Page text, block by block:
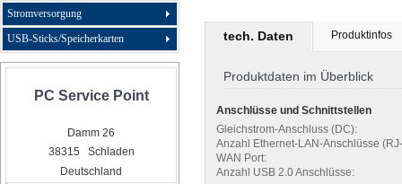
Stromversorgung
USB-Sticks/Speicherkarten
PC Service Point
Damm 26
38315 Schladen
Deutschland
tech. Daten Produktinfos
Produktdaten im Überblick
Anschlüsse und Schnittstellen
Gleichstrom-Anschluss (DC):
Anzahl Ethernet-LAN-Anschlüsse
WAN Port:
Anzahl USB 2.0 Anschlüsse: